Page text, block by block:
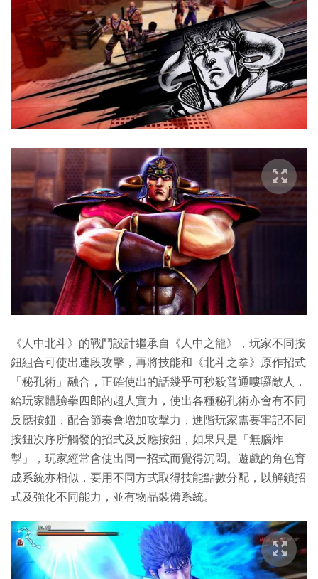
《人中北斗》的戰鬥設計繼承自《人中之龍》，玩家不同按
鈕組合可使出連段攻擊，再將技能和《北斗之拳》原作招式
「秘孔術」融合，正確使出的話幾乎可秒殺普通嘍囉敵人，
給玩家體驗拳四郎的超人實力，使出各種秘孔術亦會有不同
反應按鈕，配合節奏會增加攻擊力，進階玩家需要牢記不同
按鈕次序所觸發的招式及反應按鈕，如果只是「無腦炸
掣」，玩家經常會使出同一招式而覺得沉悶。遊戲的角色育
成系統亦相似，要用不同方式取得技能點數分配，以解鎖招
式及強化不同能力，並有物品裝備系統。